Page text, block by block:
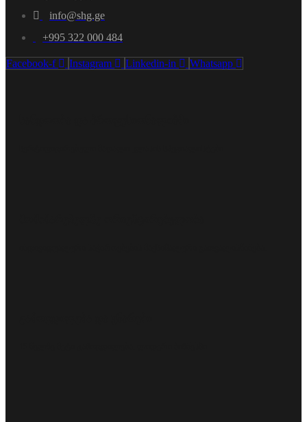
info@shg.ge
+995 322 000 484
Facebook-f Instagram Linkedin-in Whatsapp